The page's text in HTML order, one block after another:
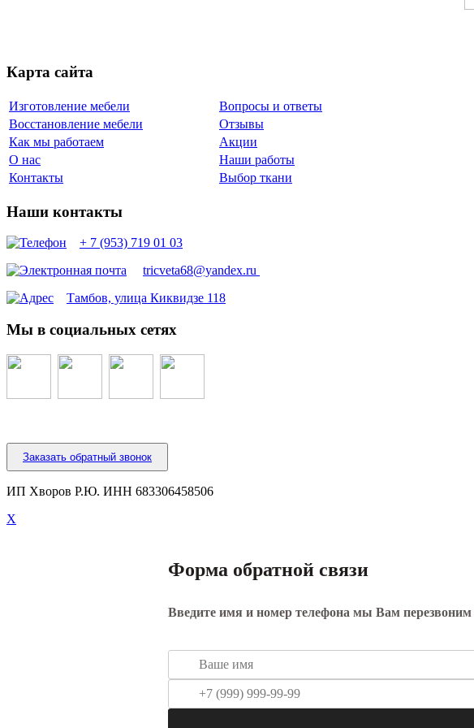
Карта сайта
Изготовление мебели
Вопросы и ответы
Восстановление мебели
Отзывы
Как мы работаем
Акции
О нас
Наши работы
Контакты
Выбор ткани
Наши контакты
+ 7 (953) 719 01 03
tricveta68@yandex.ru
Тамбов, улица Киквидзе 118
Мы в социальных сетях
Заказать обратный звонок
ИП Хворов Р.Ю. ИНН 683306458506
X
Форма обратной связи
Введите имя и номер телефона мы Вам перезвоним